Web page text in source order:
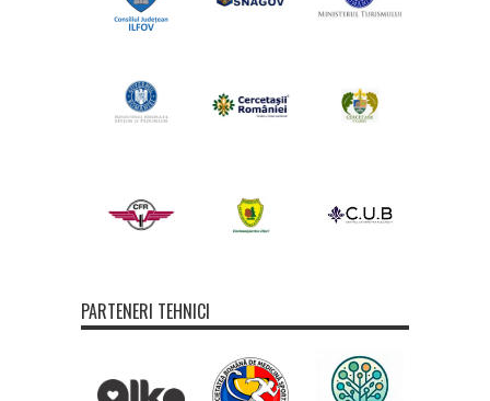
PARTENERI TEHNICI